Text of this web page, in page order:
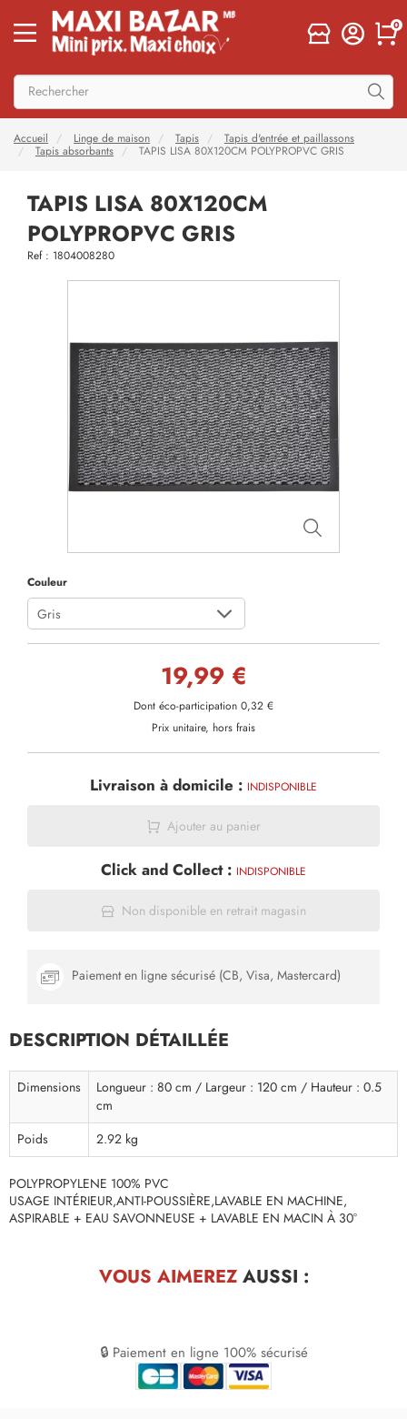
0
Accueil Linge de maison Tapis
Tapis d'entrée et paillassons
Tapis absorbants
TAPIS LISA 80X120CM POLYPROPVC GRIS
TAPIS LISA 80X120CM
POLYPROPVC GRIS
Ref : 1804008280
Couleur
Gris
19,99 €
Dont éco-participation 0,32 €
Prix unitaire, hors frais
Livraison à domicile : INDISPONIBLE
Ajouter au panier
Click and Collect : INDISPONIBLE
Non disponible en retrait magasin
Paiement en ligne sécurisé (CB, Visa, Mastercard)
DESCRIPTION DÉTAILLÉE
Dimensions
Longueur : 80 cm / Largeur : 120 cm / Hauteur : 0.5
cm
Poids
2.92 kg
POLYPROPYLENE 100% PVC
USAGE INTÉRIEUR,ANTI-POUSSIÈRE,LAVABLE EN MACHINE,
ASPIRABLE + EAU SAVONNEUSE + LAVABLE EN MACIN À 30°
VOUS AIMEREZAUSSI :
🔒 Paiement en ligne 100% sécurisé